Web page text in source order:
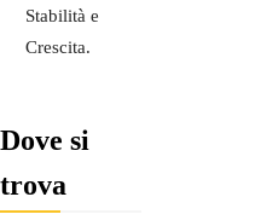
Stabilità e
Crescita.
Dove si
trova